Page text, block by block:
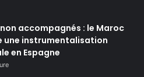
accompagnés : le Maroc
une instrumentalisation
en Espagne